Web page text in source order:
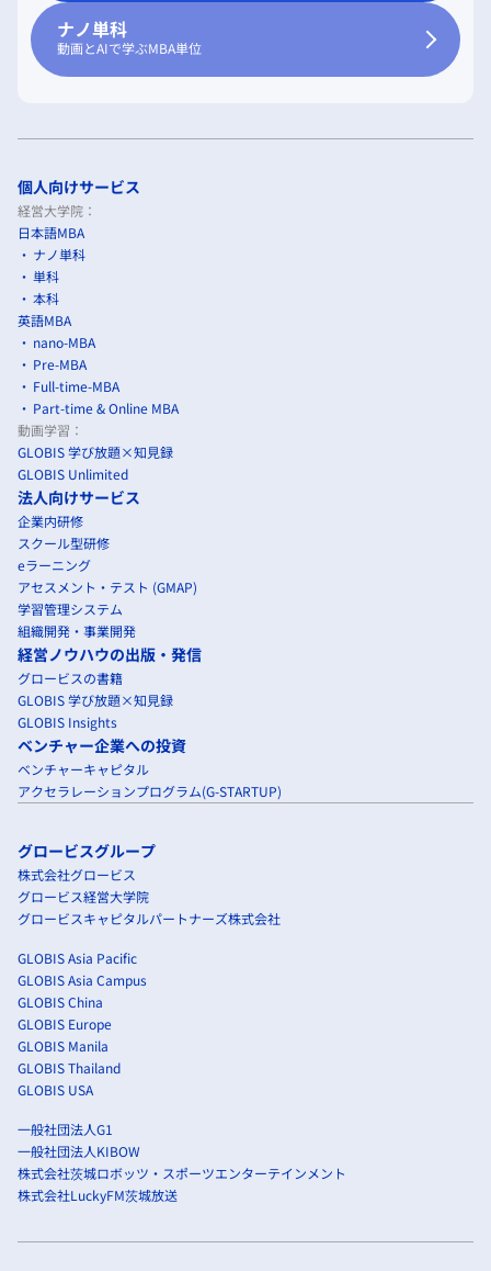
ナノ単科
動画とAIで学ぶMBA単位
個人向けサービス
経営大学院：
日本語MBA
ナノ単科
単科
本科
英語MBA
nano-MBA
Pre-MBA
Full-time-MBA
Part-time & Online MBA
動画学習：
GLOBIS 学び放題×知見録
GLOBIS Unlimited
法人向けサービス
企業内研修
スクール型研修
eラーニング
アセスメント・テスト (GMAP)
学習管理システム
組織開発・事業開発
経営ノウハウの出版・発信
グロービスの書籍
GLOBIS 学び放題×知見録
GLOBIS Insights
ベンチャー企業への投資
ベンチャーキャピタル
アクセラレーションプログラム(G-STARTUP)
グロービスグループ
株式会社グロービス
グロービス経営大学院
グロービスキャピタルパートナーズ株式会社
GLOBIS Asia Pacific
GLOBIS Asia Campus
GLOBIS China
GLOBIS Europe
GLOBIS Manila
GLOBIS Thailand
GLOBIS USA
一般社団法人G1
一般社団法人KIBOW
株式会社茨城ロボッツ・スポーツエンターテインメント
株式会社LuckyFM茨城放送